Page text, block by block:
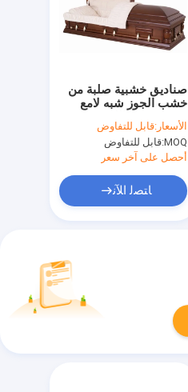
صناديق خشبية صلبة من
خشب الجوز شبه لامع
المخملية الداخلية
الأسعار:قابل للتفاوض
MOQ: قابل للتفاوض
أحصل على آخر سعر
ﺎﺘﺼﻟ ﺍﻶﻧ